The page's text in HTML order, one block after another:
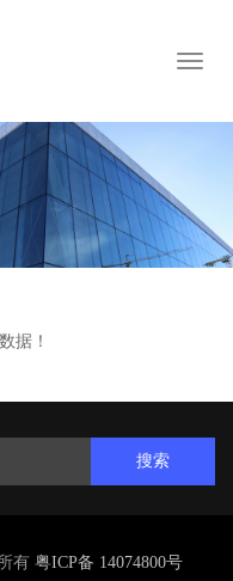
据！
搜索
有粤ICP备 14074800号